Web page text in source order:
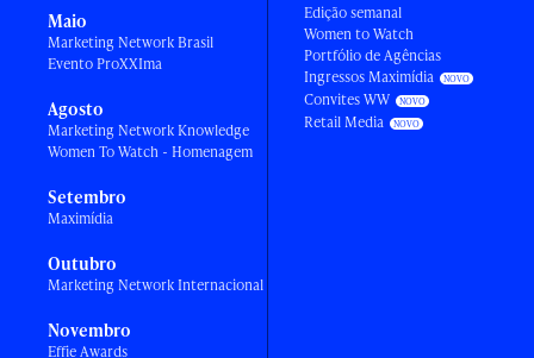
Maio
Marketing Network Brasil
Evento ProXXIma
Agosto
Marketing Network Knowledge
Women To Watch - Homenagem
Setembro
Maximídia
Outubro
Marketing Network Internacional
Novembro
Effie Awards
Edição semanal
Women to Watch
Portfólio de Agências
Ingressos Maximídia
Convites WW
Retail Media